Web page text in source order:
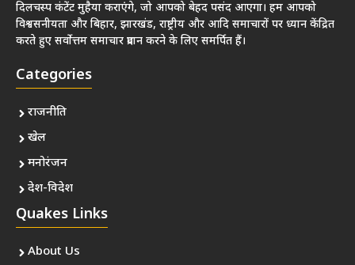
दिलचस्प कंटेंट मुहैया कराएंगे, जो आपको बेहद पसंद आएगा। हम आपको
विश्वसनीयता और बिहार, झारखंड, राष्ट्रीय और आदि समाचारों पर ध्यान केंद्रित
करते हुए सर्वोत्तम समाचार प्रदान करने के लिए समर्पित हैं।
Categories
राजनीति
खेल
मनोरंजन
देश-विदेश
Quakes Links
About Us